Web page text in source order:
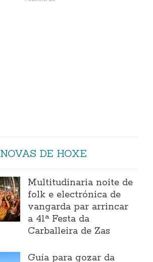
NOVAS DE HOXE
Multitudinaria noite de
folk e electrónica de
vangarda par arrincar
a 41ª Festa da
Carballeira de Zas
Guía para gozar da